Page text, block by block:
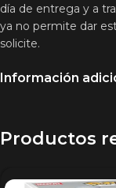
día de entrega y a
ya no permite dar
solicite.
Información
Productos